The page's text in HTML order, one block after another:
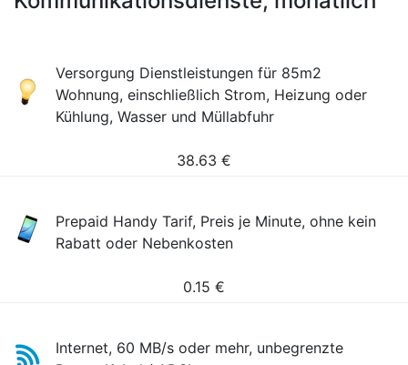
Versorgung Dienstleistungen für 85m2
Wohnung, einschließlich Strom, Heizung oder
Kühlung, Wasser und Müllabfuhr
38.63 €
Prepaid Handy Tarif, Preis je Minute, ohne kein
Rabatt oder Nebenkosten
0.15 €
Internet, 60 MB/s oder mehr, unbegrenzte